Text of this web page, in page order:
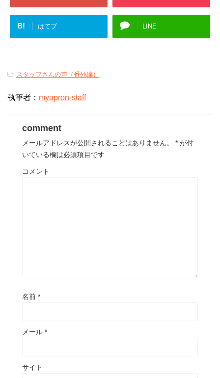
B! はてブ LINE
-スタッフさんの声（番外編）
執筆者： myapron-staff
comment
メールアドレスが公開されることはありません。 * が付
いている欄は必須項目です
コメント
名前 *
メール *
サイト